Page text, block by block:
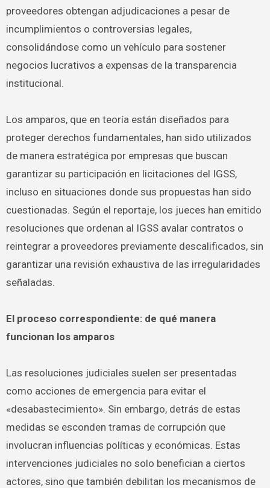
proveedores obtengan adjudicaciones a pesar de
incumplimientos o controversias legales,
consolidándose como un vehículo para sostener
negocios lucrativos a expensas de la transparencia
institucional.
Los amparos, que en teoría están diseñados para
proteger derechos fundamentales, han sido utilizados
de manera estratégica por empresas que buscan
garantizar su participación en licitaciones del IGSS,
incluso en situaciones donde sus propuestas han sido
cuestionadas. Según el reportaje, los jueces han emitido
resoluciones que ordenan al IGSS avalar contratos o
reintegrar a proveedores previamente descalificados, sin
garantizar una revisión exhaustiva de las irregularidades
señaladas.
El proceso correspondiente: de qué manera
funcionan los amparos
Las resoluciones judiciales suelen ser presentadas
como acciones de emergencia para evitar el
«desabastecimiento». Sin embargo, detrás de estas
medidas se esconden tramas de corrupción que
involucran influencias políticas y económicas. Estas
intervenciones judiciales no solo benefician a ciertos
actores, sino que también debilitan los mecanismos de